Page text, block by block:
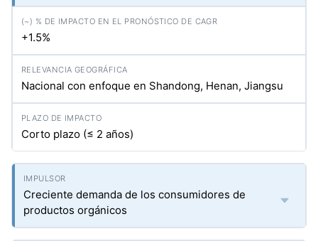
+1.5%
Nacional con enfoque en Shandong, Henan, Jiangsu
Corto plazo (≤ 2 años)
Creciente demanda de los consumidores de
productos orgánicos